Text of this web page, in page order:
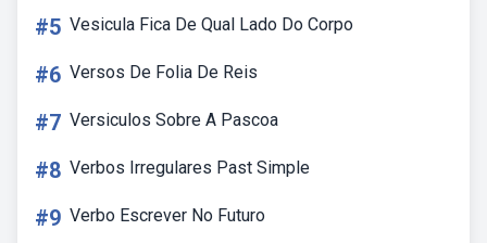
#5 Vesicula Fica De Qual Lado Do Corpo
#6 Versos De Folia De Reis
#7 Versiculos Sobre A Pascoa
#8 Verbos Irregulares Past Simple
#9 Verbo Escrever No Futuro